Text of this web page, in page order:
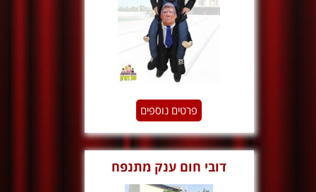
פרטים נוספים
דובי חום ענק מתנפח